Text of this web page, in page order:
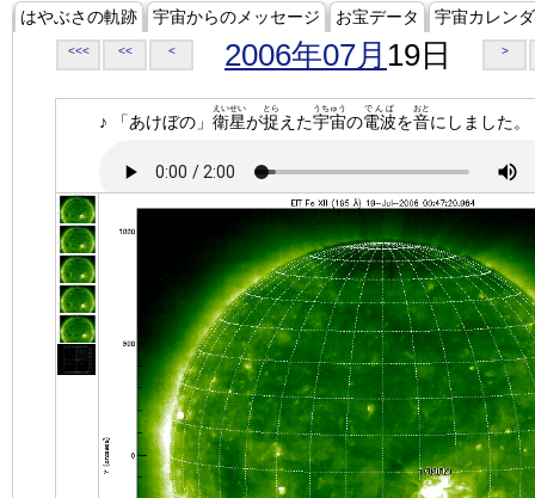
はやぶさの軌跡 宇宙からのメッセージ お宝データ 宇宙カレン
<<< << < 2006年07月 19日 >
♪ 「あけぼの」 衛星
えいせい
が捉
とら
えた宇宙
うちゅう
の電波
でんぱ
を音
おと
にしました。